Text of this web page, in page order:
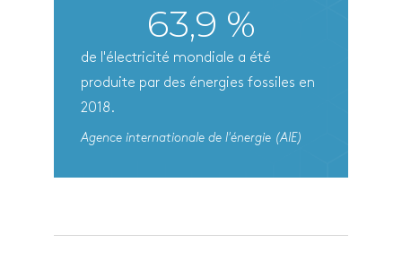
63,9 %
de l'électricité mondiale a été
produite par des énergies fossiles en
2018.
Agence internationale de l'énergie (AIE)